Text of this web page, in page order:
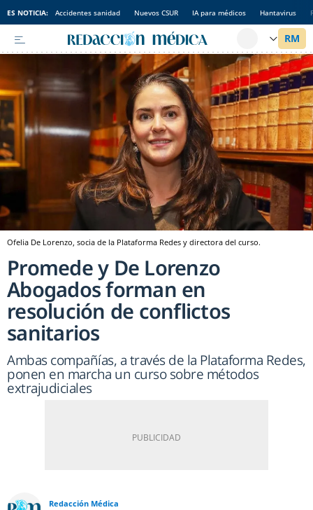
ES NOTICIA: Accidentes sanidad Nuevos CSUR IA para médicos Hantavirus
Ofelia De Lorenzo, socia de la Plataforma Redes y directora del curso.
Promede y De Lorenzo
Abogados forman en
resolución de conflictos
sanitarios
Ambas compañías, a través de la Plataforma Redes,
ponen en marcha un curso sobre métodos
extrajudiciales
Redacción Médica